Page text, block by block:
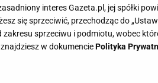
interes Gazeta.pl, jej spółki
się sprzeciwić, przechodząc do
sprzeciwu i podmiotu, wobec
w dokumenciePolityka